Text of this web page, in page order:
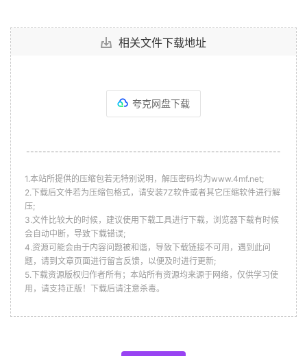
相关文件下载地址
夸克网盘下载
--------------------------------------------------------------
1.本站所提供的压缩包若无特别说明，解压密码均为www.4mf.net;
2.下载后文件若为压缩包格式，请安装7Z软件或者其它压缩软件进行解
压;
3.文件比较大的时候，建议使用下载工具进行下载，浏览器下载有时候
会自动中断，导致下载错误;
4.资源可能会由于内容问题被和谐，导致下载链接不可用，遇到此问
题，请到文章页面进行留言反馈，以便及时进行更新;
5.下载资源版权归作者所有；本站所有资源均来源于网络，仅供学习使
用，请支持正版！下载后请注意杀毒。